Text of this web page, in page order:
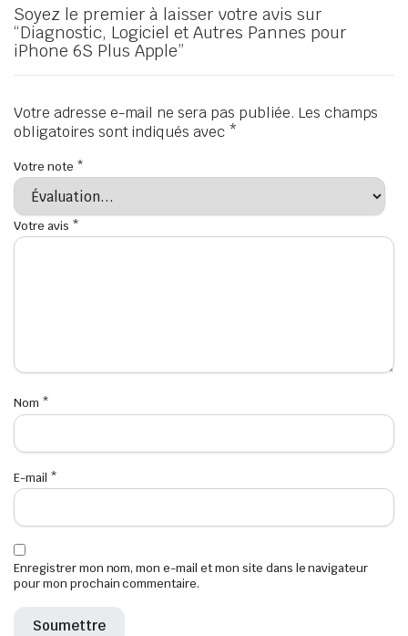
Soyez le premier à laisser votre avis sur
“Diagnostic, Logiciel et Autres Pannes pour
iPhone 6S Plus Apple”
Votre adresse e-mail ne sera pas publiée. Les champs
obligatoires sont indiqués avec *
Votre note *
Votre avis *
Nom *
E-mail *
Enregistrer mon nom, mon e-mail et mon site dans le navigateur
pour mon prochain commentaire.